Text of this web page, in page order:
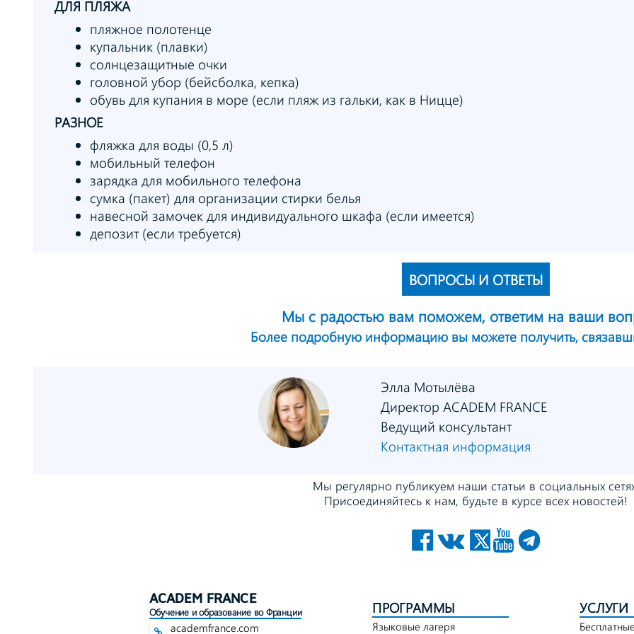
ДЛЯ ПЛЯЖА
пляжное полотенце
купальник (плавки)
солнцезащитные очки
головной убор (бейсболка, кепка)
обувь для купания в море (если пляж из гальки, как в Ницце)
РАЗНОЕ
фляжка для воды (0,5 л)
мобильный телефон
зарядка для мобильного телефона
сумка (пакет) для организации стирки белья
навесной замочек для индивидуального шкафа (если имеется)
депозит (если требуется)
ВОПРОСЫ И ОТВЕТЫ
Мы с радостью вам поможем, ответим на ваши
Более подробную информацию вы можете получить,
Элла Мотылёва
Директор ACADEM FRANCE
Ведущий консультант
Контактная информация
Мы регулярно публикуем наши статьи в социальных
Присоединяйтесь к нам, будьте в курсе всех новостей!
ACADEM FRANCE
Обучение и образование во Франции
academfrance.com
ПРОГРАММЫ
Языковые лагеря
УСЛУГИ